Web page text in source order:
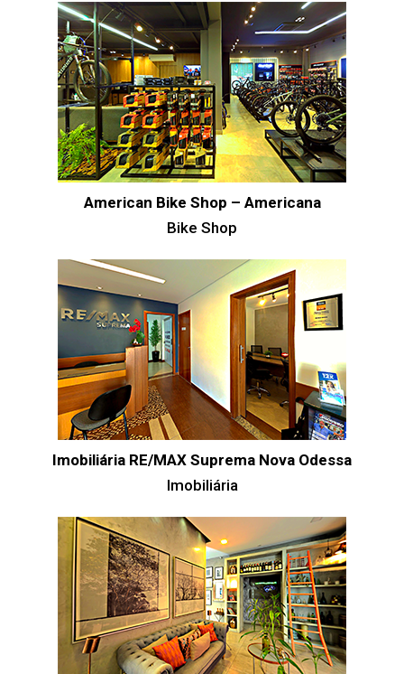
American Bike Shop – Americana
Bike Shop
Imobiliária RE/MAX Suprema Nova Odessa
Imobiliária